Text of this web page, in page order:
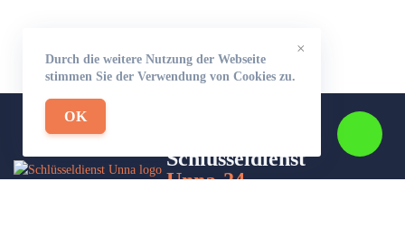
×
Durch die weitere Nutzung der Webseite
stimmen Sie der Verwendung von Cookies zu.
OK
Schlüsseldienst
Unna-24